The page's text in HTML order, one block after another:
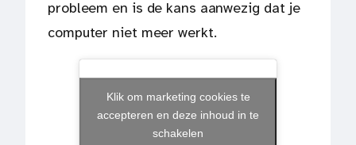
probleem en is de kans aanwezig dat je
computer niet meer werkt.
Klik om marketing cookies te
accepteren en deze inhoud in te
schakelen